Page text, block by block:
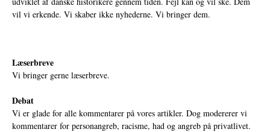
vil vi erkende. Vi skaber ikke nyhederne. Vi bringer dem.
Læserbreve
Vi bringer gerne læserbreve.
Debat
Vi er glade for alle kommentarer på vores artikler. Dog modererer vi
kommentarer for personangreb, racisme, had og angreb på privatlivet.